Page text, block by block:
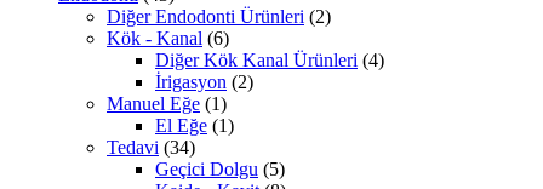
Diğer Endodonti Ürünleri (2)
Kök - Kanal (6)
Diğer Kök Kanal Ürünleri (4)
İrigasyon (2)
Manuel Eğe (1)
El Eğe (1)
Tedavi (34)
Geçici Dolgu (5)